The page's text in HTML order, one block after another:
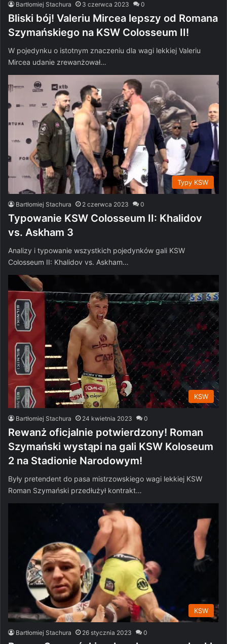
Bartłomiej Stachura 3 czerwca 2023 0
Bliski bój! Valeriu Mircea lepszy od Romana
Szymańskiego na KSW Colosseum II!
W pojedynku o istotnym znaczeniu dla wagi lekkiej Valeriu
Mircea udanie zrewanżował…
Typy KSW
Bartłomiej Stachura 2 czerwca 2023 0
Typowanie KSW Colosseum II: Khalidov
vs. Askham 3
Analizy i typowanie wszystkich pojedynków gali KSW
Colosseum II: Khalidov vs. Askham…
KSW
Bartłomiej Stachura 24 kwietnia 2023 0
Rewanż oficjalnie potwierdzony! Roman
Szymański wystąpi na gali KSW Koloseum
2 na Stadionie Narodowym!
Były pretendent do pasa mistrzowskiego wagi lekkiej KSW
Roman Szymański przedłużył kontrakt…
KSW
Bartłomiej Stachura 26 stycznia 2023 0